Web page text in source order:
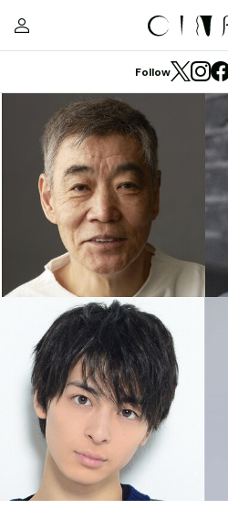
Follow